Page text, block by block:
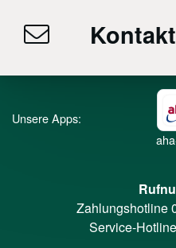
Unsere Apps:
Zahlungshotline
Service-Hotline